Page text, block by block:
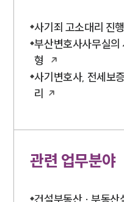
사기죄 고소대리 진
부산변호사사무실의
형
사기변호사, 전세보
리
관련 업무분야